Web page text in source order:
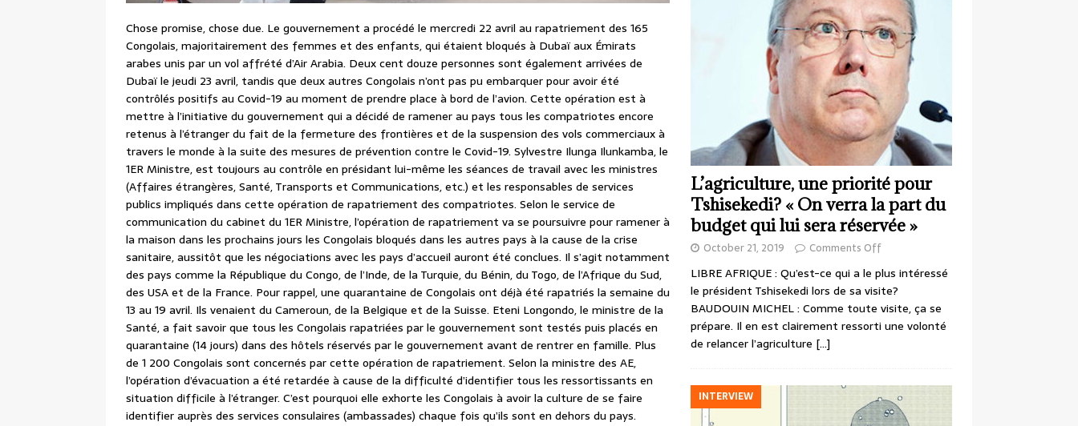
Chose promise, chose due. Le gouvernement a procédé le mercredi 22 avril au rapatriement des 165
Congolais, majoritairement des femmes et des enfants, qui étaient bloqués à Dubaï aux Émirats
arabes unis par un vol affrété d’Air Arabia. Deux cent douze personnes sont également arrivées de
Dubaï le jeudi 23 avril, tandis que deux autres Congolais n’ont pas pu embarquer pour avoir été
contrôlés positifs au Covid-19 au moment de prendre place à bord de l’avion. Cette opération est à
mettre à l’initiative du gouvernement qui a décidé de ramener au pays tous les compatriotes encore
retenus à l’étranger du fait de la fermeture des frontières et de la suspension des vols commerciaux à
travers le monde à la suite des mesures de prévention contre le Covid-19. Sylvestre Ilunga Ilunkamba, le
1ER Ministre, est toujours au contrôle en présidant lui-même les séances de travail avec les ministres
(Affaires étrangères, Santé, Transports et Communications, etc.) et les responsables de services
publics impliqués dans cette opération de rapatriement des compatriotes. Selon le service de
communication du cabinet du 1ER Ministre, l’opération de rapatriement va se poursuivre pour ramener à
la maison dans les prochains jours les Congolais bloqués dans les autres pays à la cause de la crise
sanitaire, aussitôt que les négociations avec les pays d’accueil auront été conclues. Il s’agit notamment
des pays comme la République du Congo, de l’Inde, de la Turquie, du Bénin, du Togo, de l’Afrique du Sud,
des USA et de la France. Pour rappel, une quarantaine de Congolais ont déjà été rapatriés la semaine du
13 au 19 avril. Ils venaient du Cameroun, de la Belgique et de la Suisse. Eteni Longondo, le ministre de la
Santé, a fait savoir que tous les Congolais rapatriées par le gouvernement sont testés puis placés en
quarantaine (14 jours) dans des hôtels réservés par le gouvernement avant de rentrer en famille. Plus
de 1 200 Congolais sont concernés par cette opération de rapatriement. Selon la ministre des AE,
l’opération d’évacuation a été retardée à cause de la difficulté d’identifier tous les ressortissants en
situation difficile à l’étranger. C’est pourquoi elle exhorte les Congolais à avoir la culture de se faire
identifier auprès des services consulaires (ambassades) chaque fois qu’ils sont en dehors du pays.
L’agriculture, une priorité pour
Tshisekedi? « On verra la part du
budget qui lui sera réservée »
October 21, 2019 Comments Off
LIBRE AFRIQUE : Qu’est-ce qui a le plus intéressé
le président Tshisekedi lors de sa visite?
BAUDOUIN MICHEL : Comme toute visite, ça se
prépare. Il en est clairement ressorti une volonté
de relancer l’agriculture […]
INTERVIEW